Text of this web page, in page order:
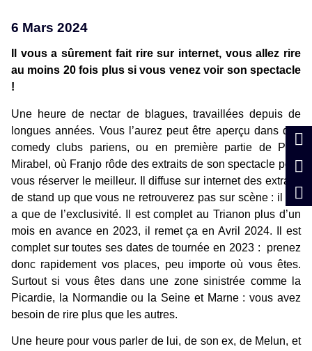
6 Mars 2024
Il vous a sûrement fait rire sur internet, vous allez rire
au moins 20 fois plus si vous venez voir son spectacle
!
Une heure de nectar de blagues, travaillées depuis de
longues années. Vous l’aurez peut être aperçu dans des
comedy clubs pariens, ou en première partie de Paul
Mirabel, où Franjo rôde des extraits de son spectacle pour
vous réserver le meilleur. Il diffuse sur internet des extraits
de stand up que vous ne retrouverez pas sur scène : il n’y
a que de l’exclusivité. Il est complet au Trianon plus d’un
mois en avance en 2023, il remet ça en Avril 2024. Il est
complet sur toutes ses dates de tournée en 2023 : prenez
donc rapidement vos places, peu importe où vous êtes.
Surtout si vous êtes dans une zone sinistrée comme la
Picardie, la Normandie ou la Seine et Marne : vous avez
besoin de rire plus que les autres.
Une heure pour vous parler de lui, de son ex, de Melun, et